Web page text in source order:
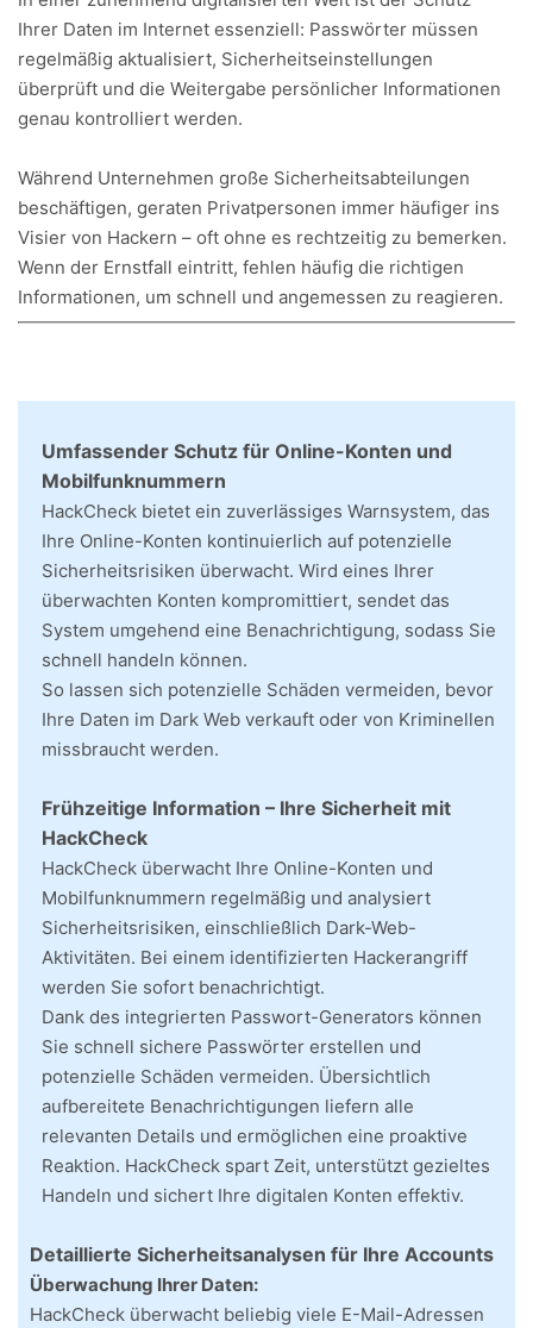
Ihrer Daten im Internet essenziell: Passwörter müssen
regelmäßig aktualisiert, Sicherheitseinstellungen
überprüft und die Weitergabe persönlicher Informationen
genau kontrolliert werden.
Während Unternehmen große Sicherheitsabteilungen
beschäftigen, geraten Privatpersonen immer häufiger ins
Visier von Hackern – oft ohne es rechtzeitig zu bemerken.
Wenn der Ernstfall eintritt, fehlen häufig die richtigen
Informationen, um schnell und angemessen zu reagieren.
Umfassender Schutz für Online-Konten und
Mobilfunknummern
HackCheck bietet ein zuverlässiges Warnsystem, das
Ihre Online-Konten kontinuierlich auf potenzielle
Sicherheitsrisiken überwacht. Wird eines Ihrer
überwachten Konten kompromittiert, sendet das
System umgehend eine Benachrichtigung, sodass Sie
schnell handeln können.
So lassen sich potenzielle Schäden vermeiden, bevor
Ihre Daten im Dark Web verkauft oder von Kriminellen
missbraucht werden.
Frühzeitige Information – Ihre Sicherheit mit
HackCheck
HackCheck überwacht Ihre Online-Konten und
Mobilfunknummern regelmäßig und analysiert
Sicherheitsrisiken, einschließlich Dark-Web-
Aktivitäten. Bei einem identifizierten Hackerangriff
werden Sie sofort benachrichtigt.
Dank des integrierten Passwort-Generators können
Sie schnell sichere Passwörter erstellen und
potenzielle Schäden vermeiden. Übersichtlich
aufbereitete Benachrichtigungen liefern alle
relevanten Details und ermöglichen eine proaktive
Reaktion. HackCheck spart Zeit, unterstützt gezieltes
Handeln und sichert Ihre digitalen Konten effektiv.
Detaillierte Sicherheitsanalysen für Ihre Accounts
Überwachung Ihrer Daten:
HackCheck überwacht beliebig viele E-Mail-Adressen